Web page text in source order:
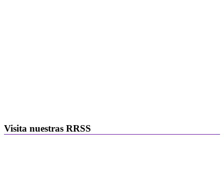
Visita nuestras RRSS